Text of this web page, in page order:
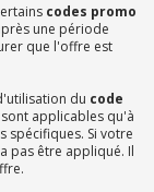
codes promo
une période
que l'offre est
du code
applicables qu'à
spécifiques. Si votre
pas être appliqué. Il